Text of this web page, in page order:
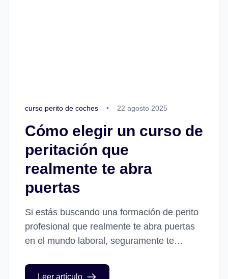
curso perito de coches • 22 agosto 2025
Cómo elegir un curso de
peritación que
realmente te abra
puertas
Si estás buscando una formación de perito
profesional que realmente te abra puertas
en el mundo laboral, seguramente te
cursos de peritación online, presenciales,
Leer artículo